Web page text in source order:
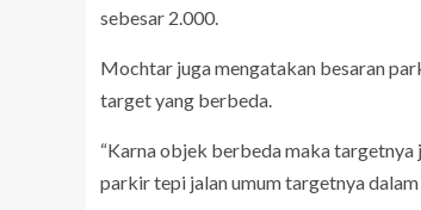
sebesar 2.000.
Mochtar juga mengatakan besaran
target yang berbeda.
“Karna objek berbeda maka targetnya
parkir tepi jalan umum targetnya